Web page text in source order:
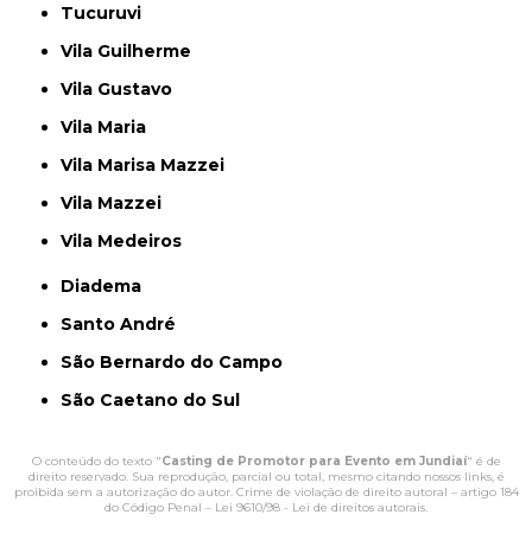
Tucuruvi
Vila Guilherme
Vila Gustavo
Vila Maria
Vila Marisa Mazzei
Vila Mazzei
Vila Medeiros
Diadema
Santo André
São Bernardo do Campo
São Caetano do Sul
O conteúdo do texto "Casting de Promotor para Evento em Jundiaí" é de
direito reservado. Sua reprodução, parcial ou total, mesmo citando nossos links, é
proibida sem a autorização do autor. Crime de violação de direito autoral – artigo 184
do Código Penal – Lei 9610/98 - Lei de direitos autorais.